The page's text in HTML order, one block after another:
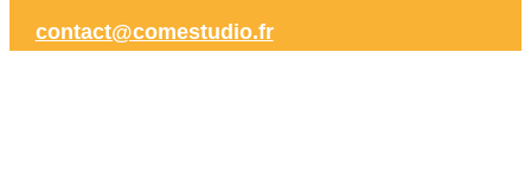
contact@comestudio.fr